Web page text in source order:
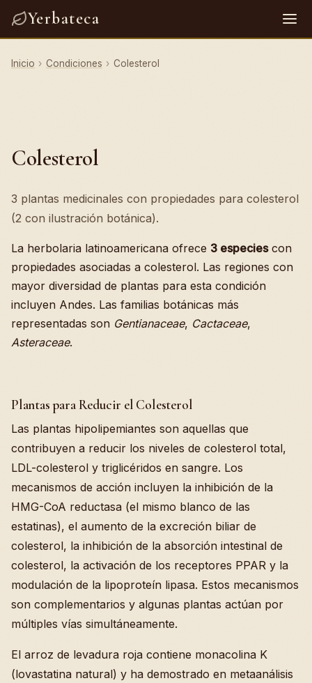
Yerbateca
Inicio › Condiciones › Colesterol
Colesterol
3 plantas medicinales con propiedades para colesterol
(2 con ilustración botánica).
La herbolaria latinoamericana ofrece 3 especiescon
propiedades asociadas a colesterol. Las regiones con
mayor diversidad de plantas para esta condición
incluyen Andes. Las familias botánicas más
representadas son Gentianaceae, Cactaceae,
Asteraceae.
Plantas para Reducir el Colesterol
Las plantas hipolipemiantes son aquellas que
contribuyen a reducir los niveles de colesterol total,
LDL-colesterol y triglicéridos en sangre. Los
mecanismos de acción incluyen la inhibición de la
HMG-CoA reductasa (el mismo blanco de las
estatinas), el aumento de la excreción biliar de
colesterol, la inhibición de la absorción intestinal de
colesterol, la activación de los receptores PPAR y la
modulación de la lipoproteín lipasa. Estos mecanismos
son complementarios y algunas plantas actúan por
múltiples vías simultáneamente.
El arroz de levadura roja contiene monacolina K
(lovastatina natural) y ha demostrado en metaanálisis